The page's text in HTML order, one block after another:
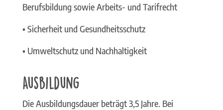
Berufsbildung sowie Arbeits- und Tarifrecht
• Sicherheit und Gesundheitsschutz
• Umweltschutz und Nachhaltigkeit
Ausbildung
Die Ausbildungsdauer beträgt 3,5 Jahre. Bei